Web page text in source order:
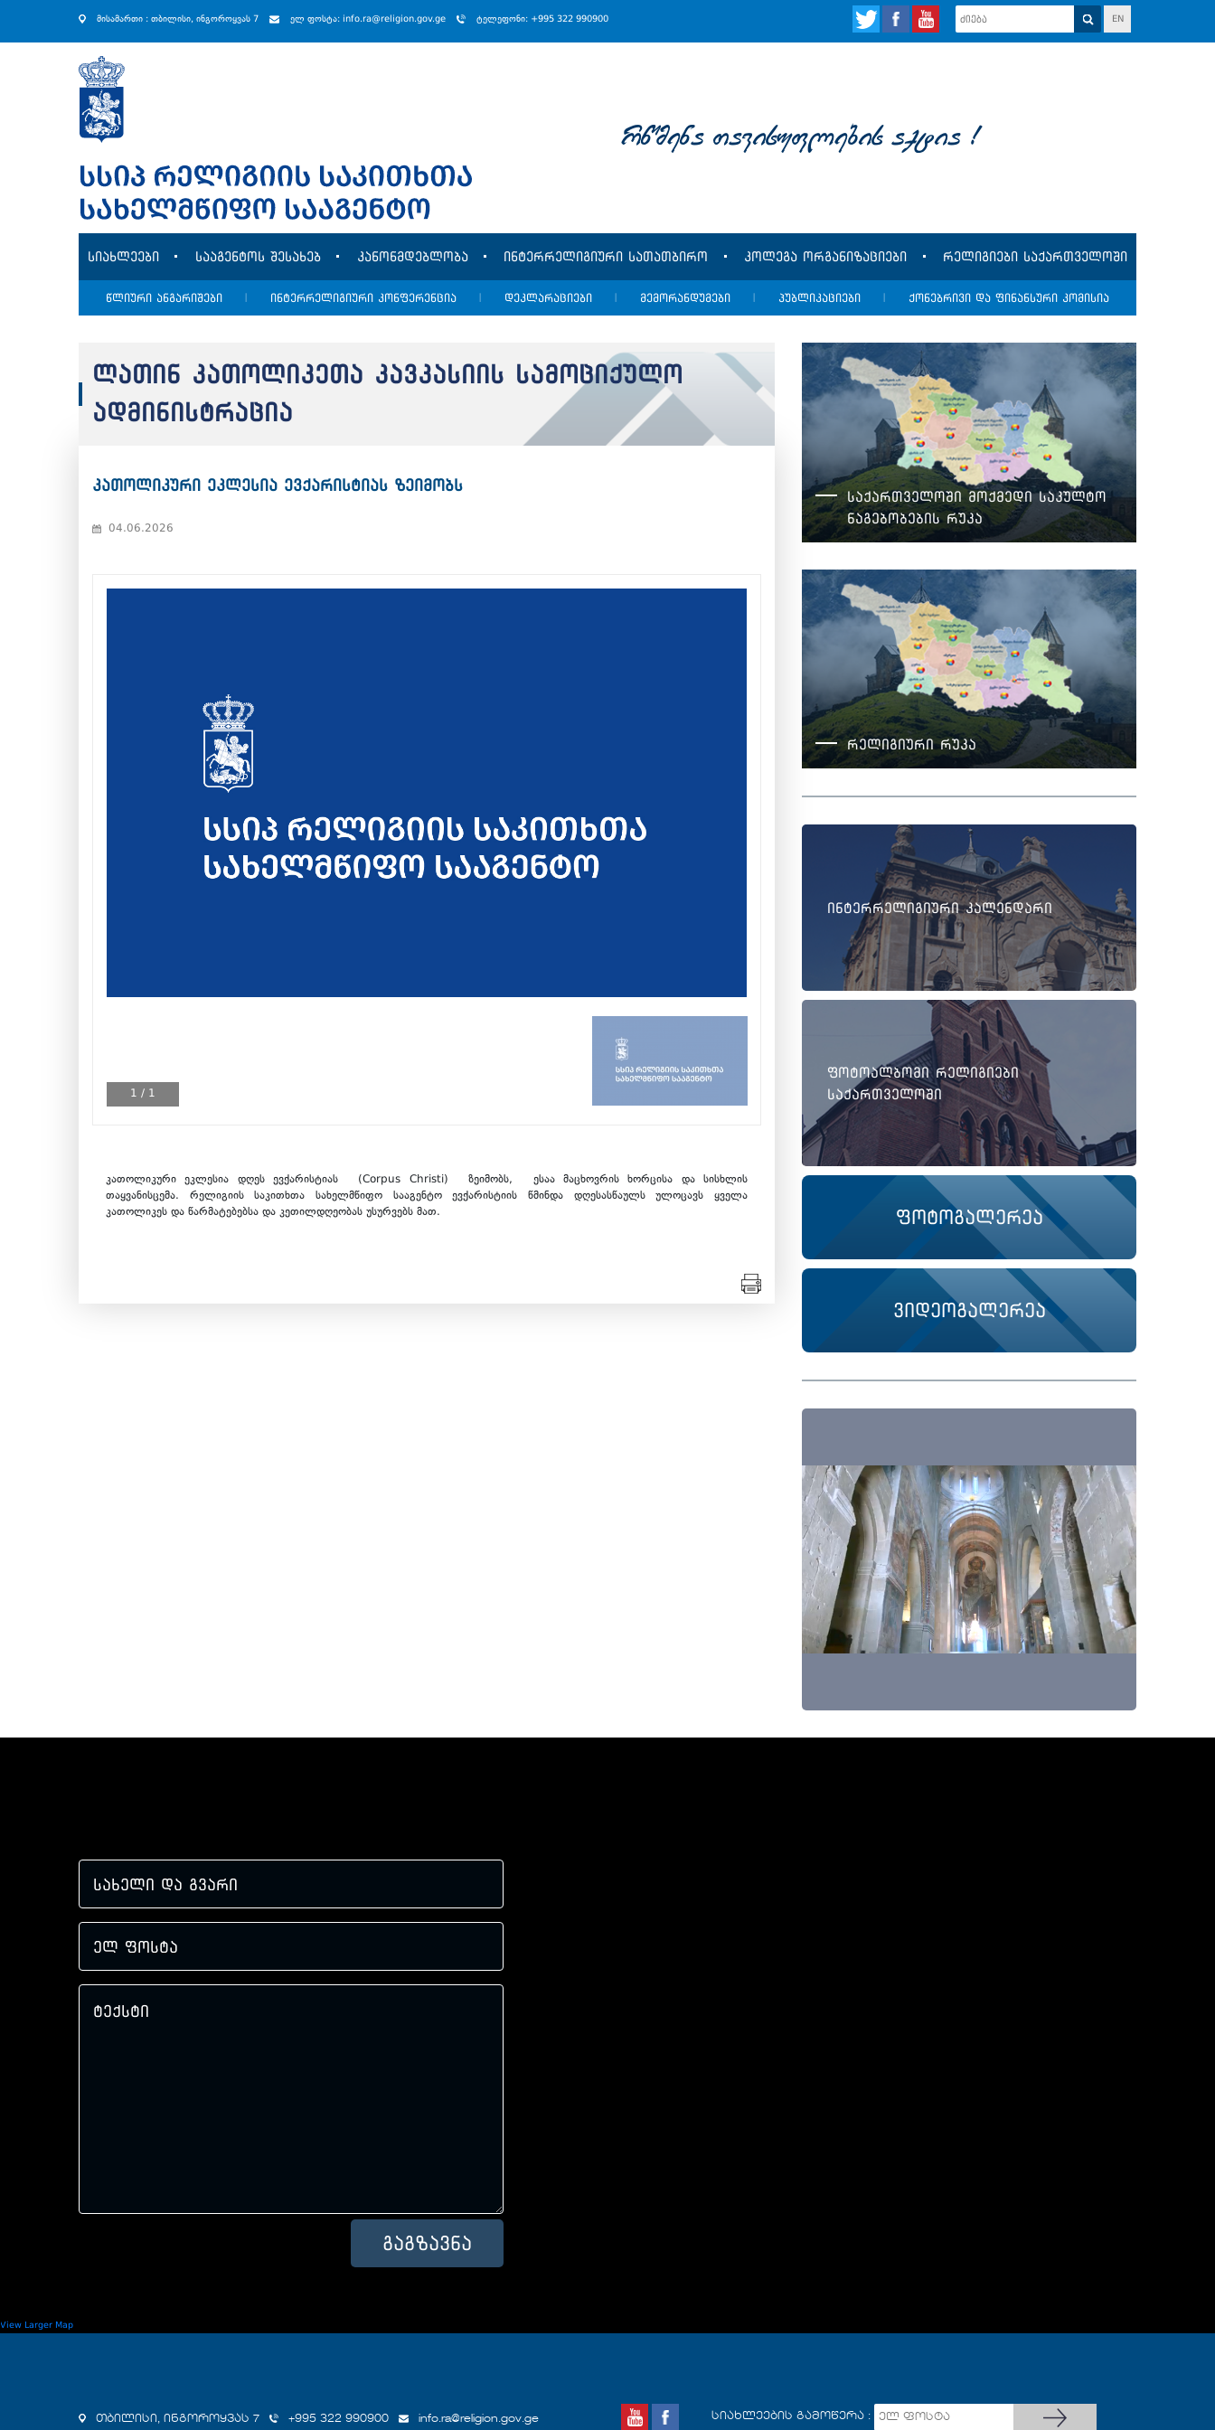
მისამართი : თბილისი, ინგოროყვას 7 ელ ფოსტა: info.ra@religion.gov.ge ტელეფონი: +995 322 990900 EN
rwmena Tavisuflebis aqtia !
სიახლეები სააგენტოს შესახებ კანონმდებლობა ინტერრელიგიური სათათბირო კოლეგა ორგანიზაციები რელიგიები საქართველოში
წლიური ანგარიშები ინტერრელიგიური კონფერენცია დეკლარაციები მემორანდუმები პუბლიკაციები ქონებრივი და ფინანსური კომისია
ლათინ კათოლიკეთა კავკასიის სამოციქულო
ადმინისტრაცია
კათოლიკური ეკლესია ევქარისტიას ზეიმობს
04.06.2026
1 / 1
კათოლიკური ეკლესია დღეს ევქარისტიას (Corpus Christi) ზეიმობს, ესაა მაცხოვრის ხორცისა და სისხლის
თაყვანისცემა. რელიგიის საკითხთა სახელმწიფო სააგენტო ევქარისტიის წმინდა დღესასწაულს ულოცავს ყველა
კათოლიკეს და წარმატებებსა და კეთილდღეობას უსურვებს მათ.
საქართველოში მოქმედი საკულტო
ნაგებობების რუკა
რელიგიური რუკა
ინტერრელიგიური კალენდარი
ფოტოალბომი რელიგიები
საქართველოში
ფოტოგალერეა
ვიდეოგალერეა
View Larger Map
თბილისი, ინგოროყვას 7 +995 322 990900 info.ra@religion.gov.ge სიახლეების გამოწერა :